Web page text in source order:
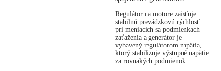
Regulátor na motore zaisťuje
stabilnú prevádzkovú rýchlosť
pri meniacich sa podmienkach
zaťaženia a generátor je
vybavený regulátorom napätia,
ktorý stabilizuje výstupné napätie
za rovnakých podmienok.